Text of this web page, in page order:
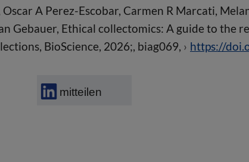
A Perez-Escobar, Carmen R Marcati,
Gebauer, Ethical collectomics: A guide to the
BioScience, 2026;, biag069,
https://
mitteilen